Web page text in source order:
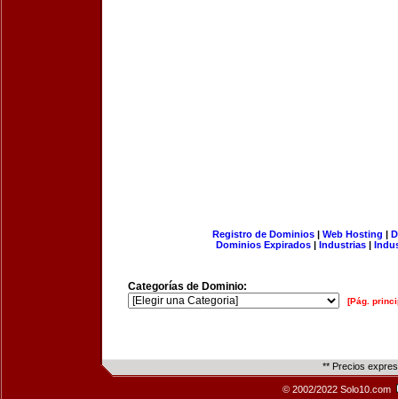
Registro de Dominios| Web Hosting |
Dominios Expirados | Industrias |
Categorías de Dominio:
[Pág.
** Precios
© 2002/2022 Solo10.com